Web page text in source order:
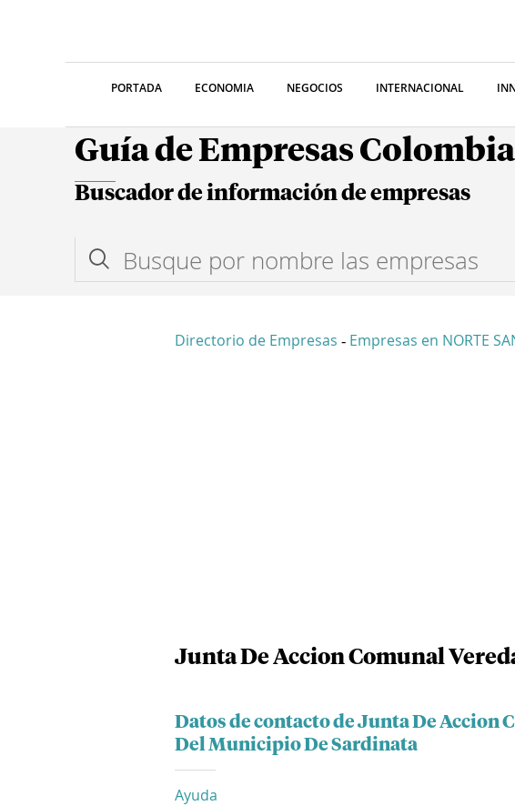
PORTADA ECONOMIA NEGOCIOS INTERNACIONAL
Guía de Empresas
Buscador de información de empresas
Directorio de Empresas - Empresas en NORTE
Junta De Accion Comunal
Datos de contacto de Junta De Accion
Del Municipio De Sardinata
Ayuda